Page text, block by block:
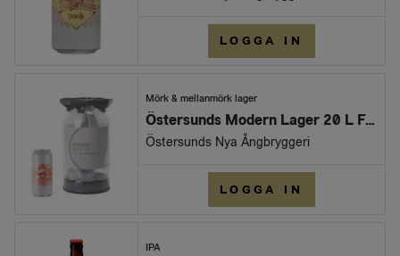
LOGGA IN
Mörk & mellanmörk lager
Östersunds Modern Lager 20 L FAT
Östersunds Nya Ångbryggeri
LOGGA IN
IPA